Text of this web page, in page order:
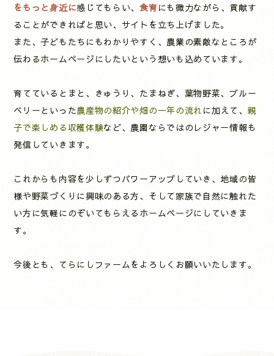
をもっと身近に感じてもらい、食育 にも微力ながら、貢献す
ることができればと思い、サイトを立ち上げました。
また、子どもたちにもわかりやすく、農業の素敵なところが
伝わるホームページにしたいという想いも込めています。
育てているとまと、きゅうり、たまねぎ、葉物野菜、ブルー
ベリーといった農産物の紹介や畑の一年の流れ に加えて、 親
子で楽しめる収穫体験など、農園ならではのレジャー情報も
発信していきます。
これからも内容を少しずつパワーアップしていき、地域の皆
様や野菜づくりに興味のある方、そして家族で自然に触れた
い方に気軽にのぞいてもらえるホームページにしていきま
す。
今後とも、てらにしファームをよろしくお願いいたします。